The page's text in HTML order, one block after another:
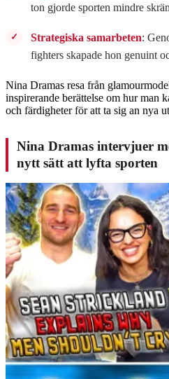
ton gjorde sporten mindre
Strategiska samarbeten:
fighters skapade hon genuint
Nina Dramas resa från
inspirerande berättelse om hur man
och färdigheter för att ta sig an nya
Nina Dramas intervjuer
nytt sätt att lyfta sporten